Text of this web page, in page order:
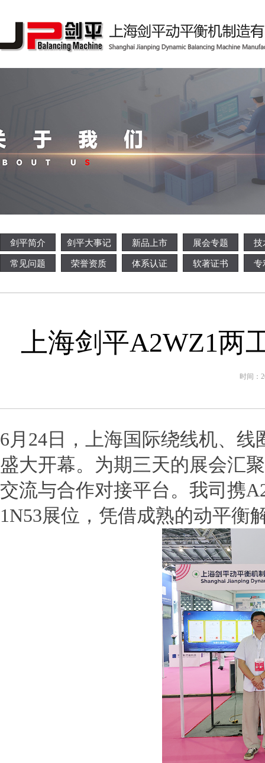
剑平简介 剑平大事记 新品上市 展会专题 技
常见问题 荣誉资质 体系认证 软著证书 专
上海剑平A2WZ1
时间：
6月 24 日，上海国际绕线机、
盛大开幕。为期三天的展会汇
交流与合作对接平台。我司携
1N53展位，凭借成熟的动平衡